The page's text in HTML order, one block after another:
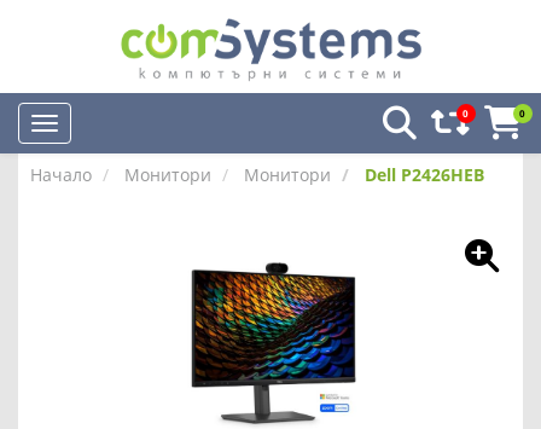
0 0
Начало Монитори Монитори Dell P2426HEB